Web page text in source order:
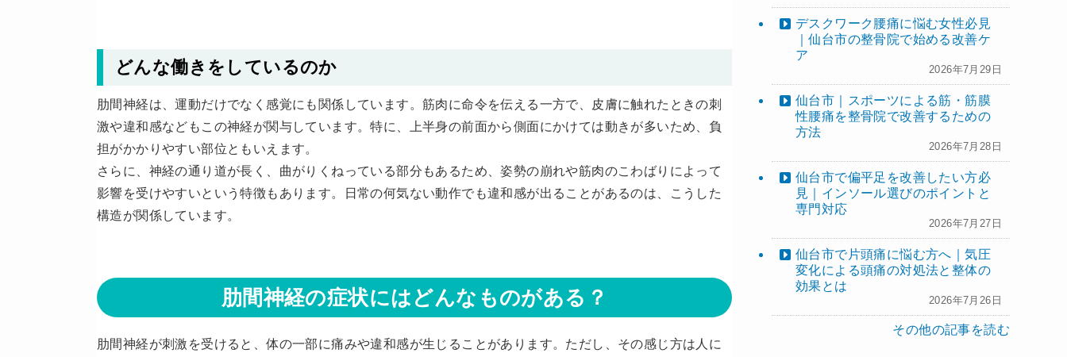
どんな働きをしているのか
肋間神経は、運動だけでなく感覚にも関係しています。筋肉に命令を伝える一方で、皮膚に触れたときの刺
激や違和感などもこの神経が関与しています。特に、上半身の前面から側面にかけては動きが多いため、負
担がかかりやすい部位ともいえます。
さらに、神経の通り道が長く、曲がりくねっている部分もあるため、姿勢の崩れや筋肉のこわばりによって
影響を受けやすいという特徴もあります。日常の何気ない動作でも違和感が出ることがあるのは、こうした
構造が関係しています。
肋間神経の症状にはどんなものがある？
肋間神経が刺激を受けると、体の一部に痛みや違和感が生じることがあります。ただし、その感じ方は人に
デスクワーク腰痛に悩む女性必見
｜仙台市の整骨院で始める改善ケ
ア
2026年7月29日
仙台市｜スポーツによる筋・筋膜
性腰痛を整骨院で改善するための
方法
2026年7月28日
仙台市で偏平足を改善したい方必
見｜インソール選びのポイントと
専門対応
2026年7月27日
仙台市で片頭痛に悩む方へ｜気圧
変化による頭痛の対処法と整体の
効果とは
2026年7月26日
その他の記事を読む